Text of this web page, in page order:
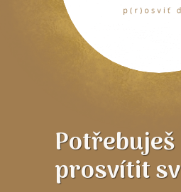
Potřebuješ
prosvítit